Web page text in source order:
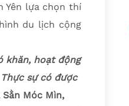
Yên lựa chọn thí
du lịch cộng
khăn, hoạt động
sự có được
Sằn Móc Mìn,